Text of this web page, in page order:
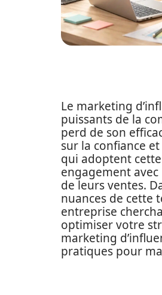
Le marketing
puissants de la
perd de son
sur la confiance
qui adoptent
engagement
de leurs ventes.
nuances de cette
entreprise
optimiser votre
marketing
pratiques pour